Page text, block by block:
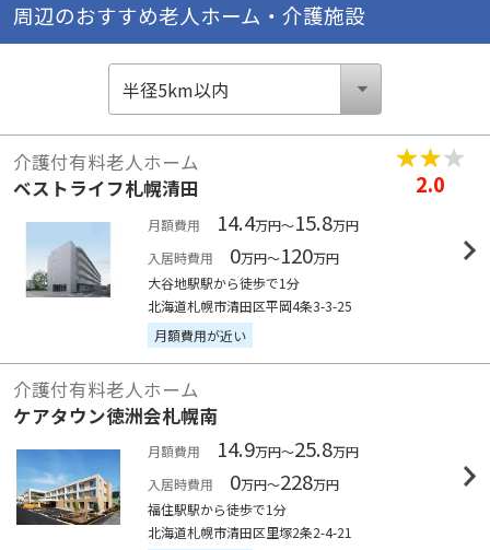
周辺のおすすめ老人ホーム・介護施設
介護付有料老人ホーム
ベストライフ札幌清田
2.0
月額費用 14.4万円～15.8万円
入居時費用
0万円～120万円
大谷地駅駅から徒歩で1分
北海道札幌市清田区平岡4条3-3-25
月額費用が近い
介護付有料老人ホーム
ケアタウン徳洲会札幌南
月額費用 14.9万円～25.8万円
入居時費用
0万円～228万円
福住駅駅から徒歩で1分
北海道札幌市清田区里塚2条2-4-21